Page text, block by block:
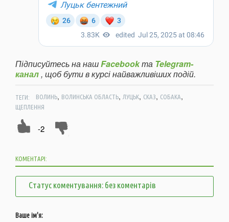
Підписуйтесь на нашFacebookта Telegram-
канал, щоб бути в курсі найважливіших подій.
ТЕГИ: ВОЛИНЬ, ВОЛИНСЬКА ОБЛАСТЬ, ЛУЦЬК, СКАЗ, СОБАКА,
ЩЕПЛЕННЯ
-2
КОМЕНТАРІ:
Статус коментування: без коментарів
Ваше ім'я: